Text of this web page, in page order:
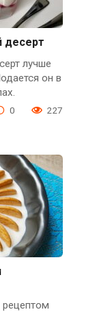
десерт
лучше
он в
0 227